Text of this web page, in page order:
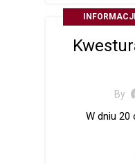
By
W dniu 20